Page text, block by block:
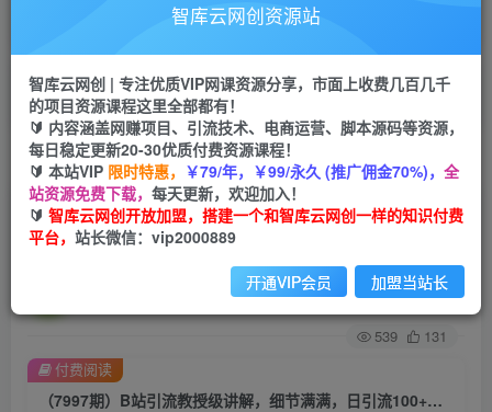
会员专属推广链接
网赚网创 项目
365天稳定跟新
APP下载
GO
首页 创业课程 会员专属 正文
（7997期）B站引流教授级讲解，细节满满，日引
流100+精准粉不是问题
关注 私信
539 131
（7997期）B站引流教授级讲解，细节满满，日引流100+精准粉不是问题
付费阅读
智库云网创资源站
智库云网创 | 专注优质VIP网课资源分享，市面上收费几百几千
的项目资源课程这里全部都有！
🔰 内容涵盖网赚项目、引流技术、电商运营、脚本源码等资源，
每日稳定更新20-30优质付费资源课程！
🔰 本站VIP 限时特惠， ￥79/年，￥99/永久 (推广佣金70%)， 全
站资源免费下载， 每天更新，欢迎加入！
🔰 智库云网创开放加盟，搭建一个和智库云网创一样的知识付费
平台， 站长微信：vip2000889
开通VIP会员 加盟当站长